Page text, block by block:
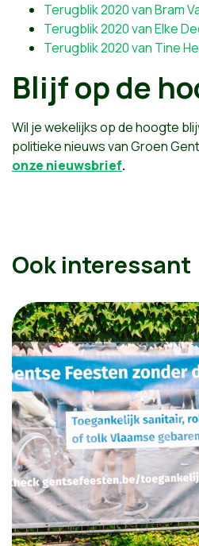
Terugblik 2020 van Bram
Terugblik 2020 van Elke
Terugblik 2020 van Tine
Blijf op de
Wil je wekelijks op de hoogte
politieke nieuws van Groen
onze nieuwsbrief.
Ook interessant